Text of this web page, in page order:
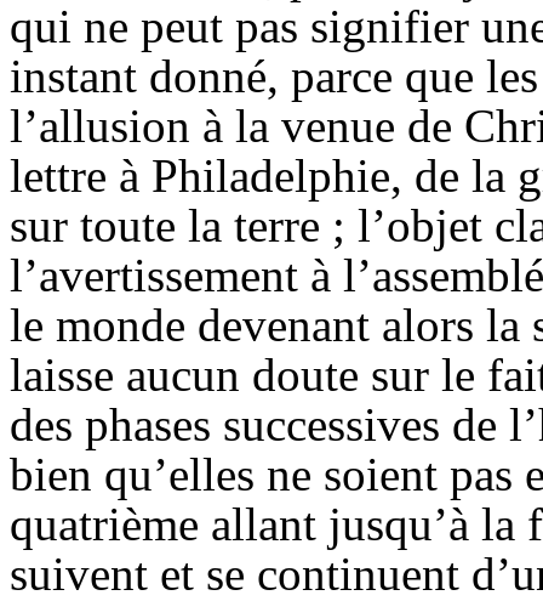
qui ne peut pas signifier
instant donné, parce que
l’allusion à la venue de
lettre à Philadelphie, de la
sur toute la terre ; l’objet
l’avertissement à
le monde devenant alors la
laisse aucun doute sur le
des phases successives de
bien qu’elles ne soient pas
quatrième allant jusqu’à la
suivent et se continuent